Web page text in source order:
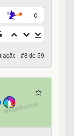
0
- #8 de 59